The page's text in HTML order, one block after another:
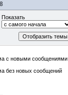
Показать
с новыми сообщениями
без новых сообщений